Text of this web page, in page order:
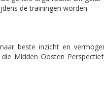
de trainingen worden
beste inzicht en
Midden Oosten